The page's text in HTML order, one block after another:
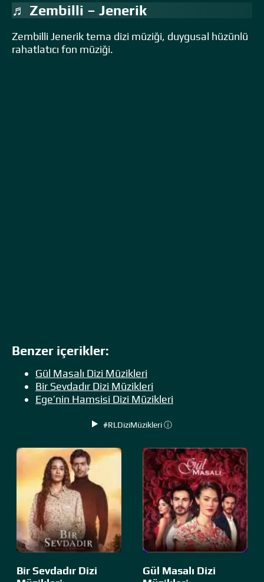
♬ Zembilli – Jenerik
Zembilli Jenerik tema dizi müziği, duygusal hüzünlü
rahatlatıcı fon müziği.
Benzer içerikler:
Gül Masalı Dizi Müzikleri
Bir Sevdadır Dizi Müzikleri
Ege’nin Hamsisi Dizi Müzikleri
#RLDiziMüzikleri ⓘ
Bir Sevdadır Dizi
Gül Masalı Dizi